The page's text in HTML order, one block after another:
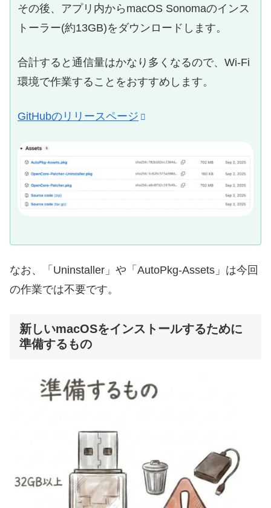
その後、アプリ内からmacOS Sonomaのインス
トーラー(約13GB)をダウンロードします。
合計すると通信量はかなり多くなるので、Wi-Fi
環境で作業することをおすすめします。
GitHubのリリースページ
なお、「Uninstaller」や「AutoPkg-Assets」は今回
の作業では不要です。
新しいmacOSをインストールするために
準備するもの